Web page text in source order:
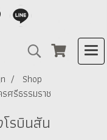
Shop
ศรีธรรมราช
รบินสัน